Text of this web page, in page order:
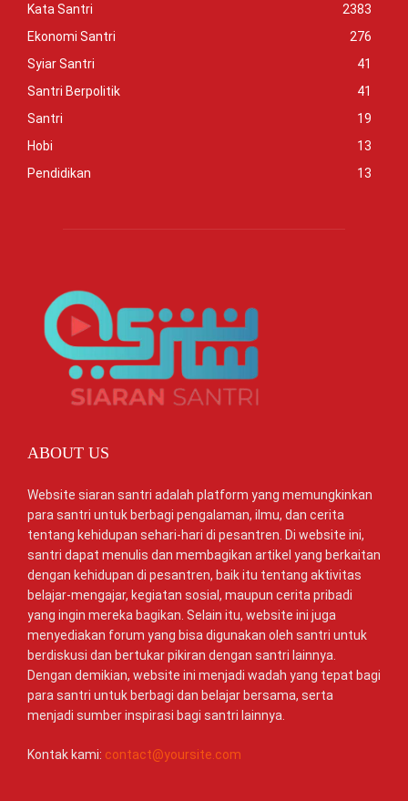
Kata Santri
2383
Ekonomi Santri
276
Syiar Santri
41
Santri Berpolitik
41
Santri
19
Hobi
13
Pendidikan
13
ABOUT US
Website siaran santri adalah platform yang memungkinkan
para santri untuk berbagi pengalaman, ilmu, dan cerita
tentang kehidupan sehari-hari di pesantren. Di website ini,
santri dapat menulis dan membagikan artikel yang berkaitan
dengan kehidupan di pesantren, baik itu tentang aktivitas
belajar-mengajar, kegiatan sosial, maupun cerita pribadi
yang ingin mereka bagikan. Selain itu, website ini juga
menyediakan forum yang bisa digunakan oleh santri untuk
berdiskusi dan bertukar pikiran dengan santri lainnya.
Dengan demikian, website ini menjadi wadah yang tepat bagi
para santri untuk berbagi dan belajar bersama, serta
menjadi sumber inspirasi bagi santri lainnya.
Kontak kami: contact@yoursite.com